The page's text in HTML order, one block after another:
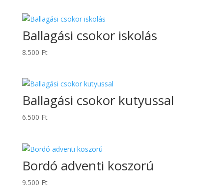
Ballagási csokor iskolás
8.500 Ft
Ballagási csokor kutyussal
6.500 Ft
Bordó adventi koszorú
9.500 Ft